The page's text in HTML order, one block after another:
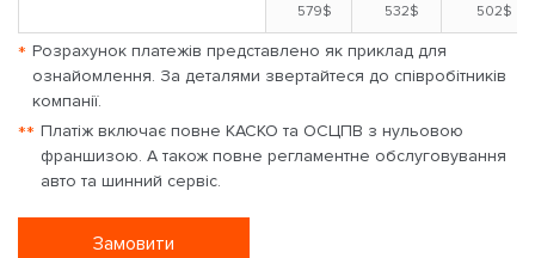
579$ 532$ 502$
* Розрахунок платежів представлено як приклад для
ознайомлення. За деталями звертайтеся до співробітників
компанії.
** Платіж включає повне КАСКО та ОСЦПВ з нульовою
франшизою. А також повне регламентне обслуговування
авто та шинний сервіс.
Замовити